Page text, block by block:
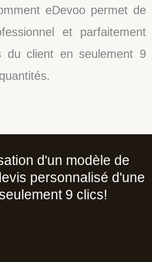
eDevoo permet de
et parfaitement
du client en seulement 9
d'un modèle de
personnalisé d'une
9 clics!